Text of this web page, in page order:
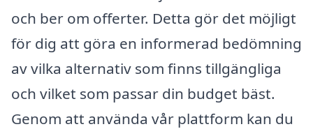
och ber om offerter. Detta gör det möjligt
för dig att göra en informerad bedömning
av vilka alternativ som finns tillgängliga
och vilket som passar din budget bäst.
Genom att använda vår plattform kan du